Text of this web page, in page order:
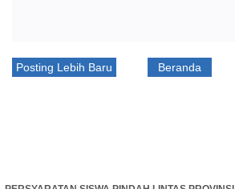
Posting Lebih Baru Beranda